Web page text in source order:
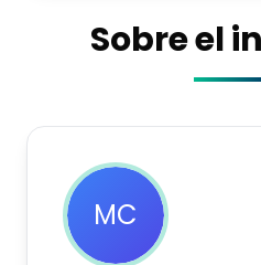
Sobre el
MC